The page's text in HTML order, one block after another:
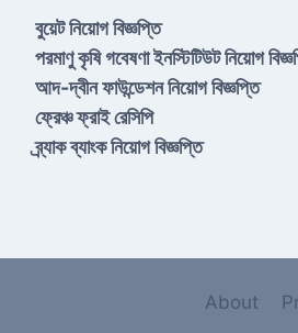
বুয়েট নিয়োগ বিজ্ঞপ্তি
পরমাণু কৃষি গবেষণা ইনস্টিটিউট নিয়োগ
আদ-দ্বীন ফাউন্ডেশন নিয়োগ বিজ্ঞপ্তি
ফ্রেঞ্চ ফ্রাই রেসিপি
ব্র্যাক ব্যাংক নিয়োগ বিজ্ঞপ্তি
About